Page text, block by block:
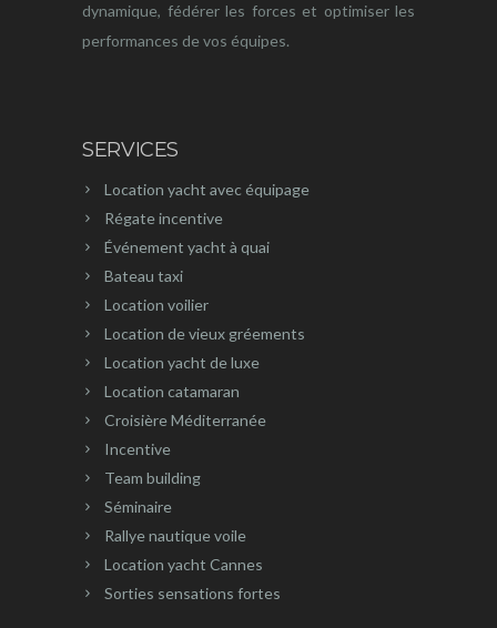
dynamique, fédérer les forces et optimiser les
performances de vos équipes.
SERVICES
Location yacht avec équipage
Régate incentive
Événement yacht à quai
Bateau taxi
Location voilier
Location de vieux gréements
Location yacht de luxe
Location catamaran
Croisière Méditerranée
Incentive
Team building
Séminaire
Rallye nautique voile
Location yacht Cannes
Sorties sensations fortes